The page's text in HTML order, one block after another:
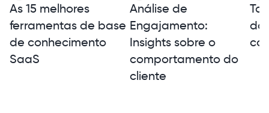
As 15 melhores
ferramentas de base
de conhecimento
SaaS
Análise de
Engajamento:
Insights sobre o
comportamento do
cliente
da